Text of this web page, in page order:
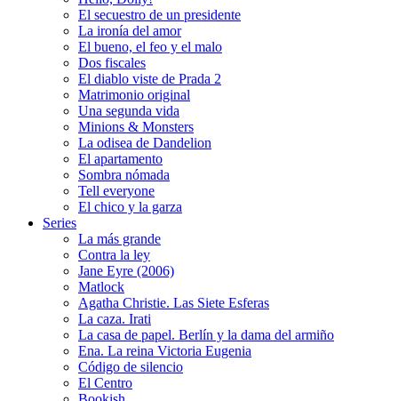
El secuestro de un presidente
La ironía del amor
El bueno, el feo y el malo
Dos fiscales
El diablo viste de Prada 2
Matrimonio original
Una segunda vida
Minions & Monsters
La odisea de Dandelion
El apartamento
Sombra nómada
Tell everyone
El chico y la garza
Series
La más grande
Contra la ley
Jane Eyre (2006)
Matlock
Agatha Christie. Las Siete Esferas
La caza. Irati
La casa de papel. Berlín y la dama del armiño
Ena. La reina Victoria Eugenia
Código de silencio
El Centro